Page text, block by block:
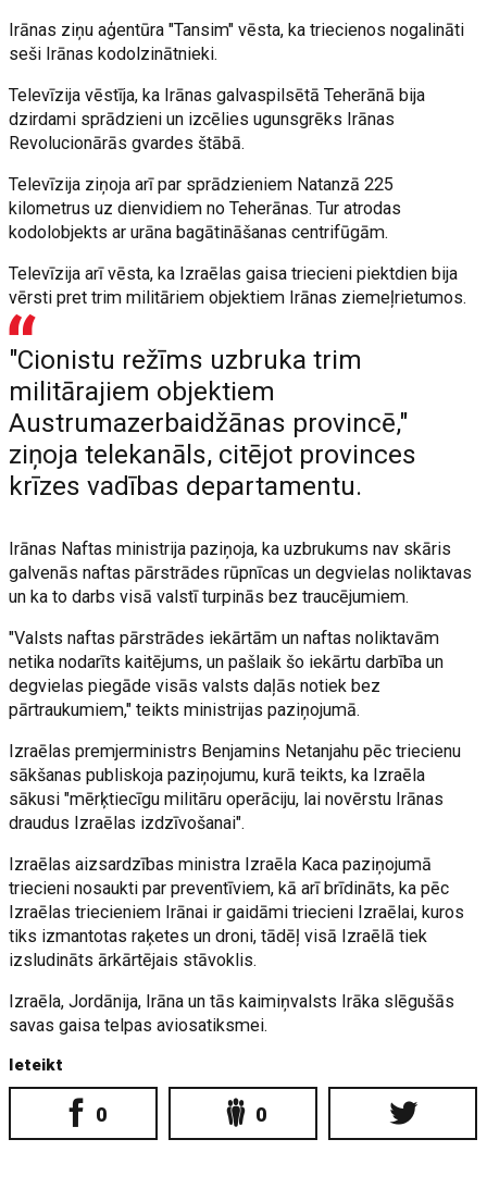
Irānas ziņu aģentūra "Tansim" vēsta, ka triecienos nogalināti
seši Irānas kodolzinātnieki.
Televīzija vēstīja, ka Irānas galvaspilsētā Teherānā bija
dzirdami sprādzieni un izcēlies ugunsgrēks Irānas
Revolucionārās gvardes štābā.
Televīzija ziņoja arī par sprādzieniem Natanzā 225
kilometrus uz dienvidiem no Teherānas. Tur atrodas
kodolobjekts ar urāna bagātināšanas centrifūgām.
Televīzija arī vēsta, ka Izraēlas gaisa triecieni piektdien bija
vērsti pret trim militāriem objektiem Irānas ziemeļrietumos.
"Cionistu režīms uzbruka trim
militārajiem objektiem
Austrumazerbaidžānas provincē,"
ziņoja telekanāls, citējot provinces
krīzes vadības departamentu.
Irānas Naftas ministrija paziņoja, ka uzbrukums nav skāris
galvenās naftas pārstrādes rūpnīcas un degvielas noliktavas
un ka to darbs visā valstī turpinās bez traucējumiem.
"Valsts naftas pārstrādes iekārtām un naftas noliktavām
netika nodarīts kaitējums, un pašlaik šo iekārtu darbība un
degvielas piegāde visās valsts daļās notiek bez
pārtraukumiem," teikts ministrijas paziņojumā.
Izraēlas premjerministrs Benjamins Netanjahu pēc triecienu
sākšanas publiskoja paziņojumu, kurā teikts, ka Izraēla
sākusi "mērķtiecīgu militāru operāciju, lai novērstu Irānas
draudus Izraēlas izdzīvošanai".
Izraēlas aizsardzības ministra Izraēla Kaca paziņojumā
triecieni nosaukti par preventīviem, kā arī brīdināts, ka pēc
Izraēlas triecieniem Irānai ir gaidāmi triecieni Izraēlai, kuros
tiks izmantotas raķetes un droni, tādēļ visā Izraēlā tiek
izsludināts ārkārtējais stāvoklis.
Izraēla, Jordānija, Irāna un tās kaimiņvalsts Irāka slēgušās
savas gaisa telpas aviosatiksmei.
Ieteikt
0 0